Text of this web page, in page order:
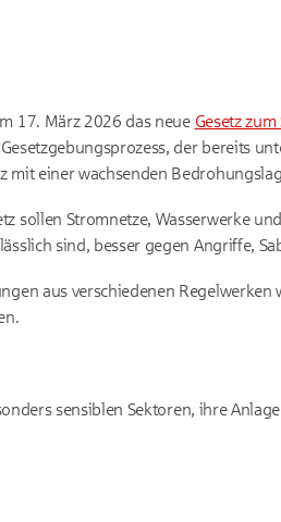
17. März 2026 das neue Gesetz
der bereits
mit einer wachsenden
sollen Stromnetze, Wasserwerke
sind, besser gegen Angriffe,
aus verschiedenen Regelwerken
sensiblen Sektoren, ihre